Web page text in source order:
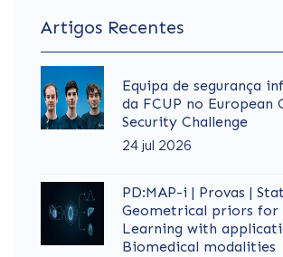
Artigos Recentes
Equipa de segurança
da FCUP no European
Security Challenge
24 jul 2026
PD:MAP-i | Provas |
Geometrical priors for
Learning with
Biomedical modalities